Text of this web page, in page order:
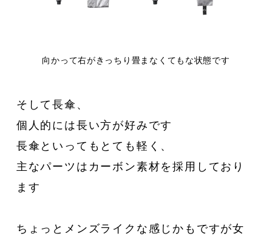
向かって右がきっちり畳まなくてもな状態です
そして長傘、
個人的には長い方が好みです
長傘といってもとても軽く、
主なパーツはカーボン素材を採用しており
ます
ちょっとメンズライクな感じかもですが女